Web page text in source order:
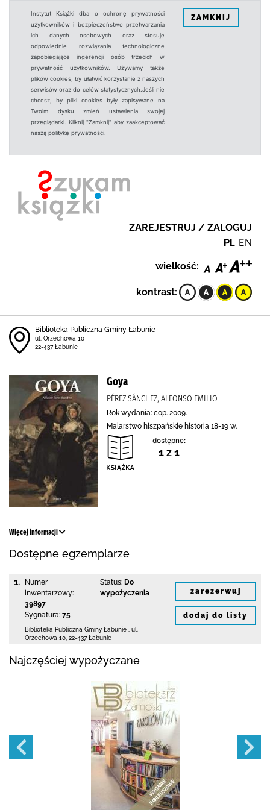
Instytut Książki dba o ochronę prywatności
użytkowników i bezpieczeństwo przetwarzania
ich danych osobowych oraz stosuje
odpowiednie rozwiązania technologiczne
zapobiegające ingerencji osób trzecich w
prywatność użytkowników. Używamy także
plików cookies, by ułatwić korzystanie z naszych
serwisów oraz do celów statystycznych.Jeśli nie
chcesz, by pliki cookies były zapisywane na
Twoim dysku zmień ustawienia swojej
przeglądarki. Kliknij "Zamknij" aby zaakceptować
naszą politykę prywatności.
ZAMKNIJ
ZAREJESTRUJ / ZALOGUJ
PL EN
wielkość:
kontrast:
Biblioteka Publiczna Gminy Łabunie
ul. Orzechowa 10
22-437 Łabunie
Goya
PÉREZ SÁNCHEZ, ALFONSO EMILIO
Rok wydania: cop. 2009.
Malarstwo hiszpańskie historia 18-19 w.
dostępne:
1 z 1
Więcej informacji
Dostępne egzemplarze
1.
Numer
inwentarzowy:
39897
Sygnatura: 75
Status: Do
wypożyczenia
Biblioteka Publiczna Gminy Łabunie
ul.
Orzechowa 10 22-437 Łabunie
zarezerwuj
dodaj do listy
Najczęściej wypożyczane